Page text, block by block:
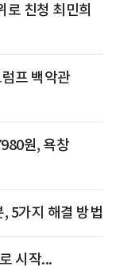
친청 최민희
프 백악관
원, 욕창
5가지 해결 방법
시작...